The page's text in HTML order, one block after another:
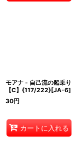
モアナ - 自己流の船乗り
【C】{117/222}[JA-6]
30円
カートに入れる